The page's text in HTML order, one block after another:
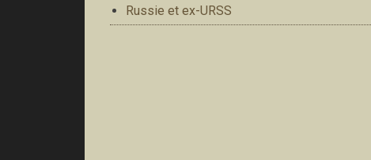
Russie et ex-URSS